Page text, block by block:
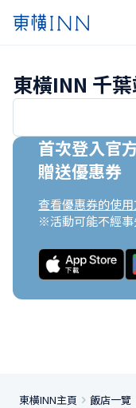
東橫INN 千
首次登入官
贈送優惠券
查看優惠券的使
※活動可能不經事
東橫INN主頁 飯店一覽